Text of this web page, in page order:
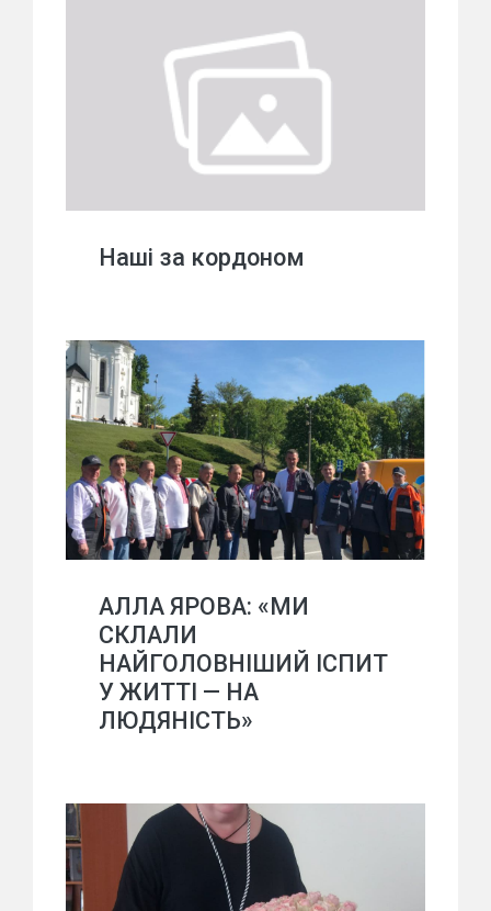
Наші за кордоном
АЛЛА ЯРОВА: «МИ
СКЛАЛИ
НАЙГОЛОВНІШИЙ ІСПИТ
У ЖИТТІ — НА
ЛЮДЯНІСТЬ»